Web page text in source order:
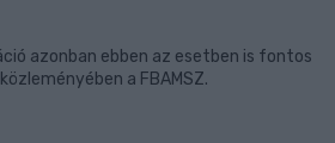
azonban ebben az esetben is fontos
a FBAMSZ.